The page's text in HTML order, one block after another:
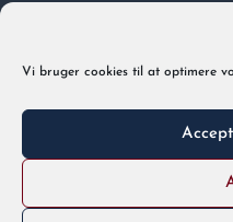
Vi bruger cookies til at optimere
Tak, for